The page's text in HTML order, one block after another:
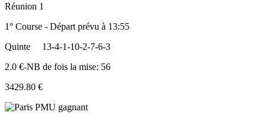
Réunion 1
1° Course - Départ prévu à 13:55
Quinte
13-4-1-10-2-7-6-3
2.0 €-NB de fois la mise: 56
3429.80 €